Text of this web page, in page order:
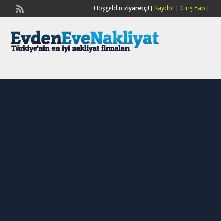
Hoşgeldin ziyaretçi![ Kaydol | Giriş Yap ]